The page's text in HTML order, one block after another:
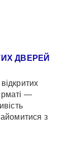
ДВЕРЕЙ
—
з